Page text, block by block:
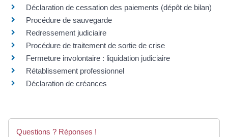
Déclaration de cessation des paiements (dépôt de bilan)
Procédure de sauvegarde
Redressement judiciaire
Procédure de traitement de sortie de crise
Fermeture involontaire : liquidation judiciaire
Rétablissement professionnel
Déclaration de créances
Questions ? Réponses !